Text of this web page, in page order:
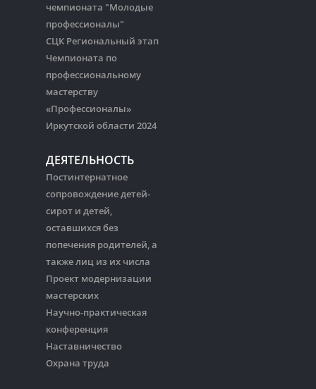
чемпионата "Молодые
профессионалы"
СЦК Региональный этап
Чемпионата по
профессиональному
мастерству
«Профессионалы»
Иркутской области 2024
ДЕЯТЕЛЬНОСТЬ
Постинтернатное
сопровождение детей-
сирот и детей,
оставшихся без
попечения родителей, а
также лиц из их числа
Проект модернизации
мастерских
Научно-практическая
конференция
Наставничество
Охрана труда